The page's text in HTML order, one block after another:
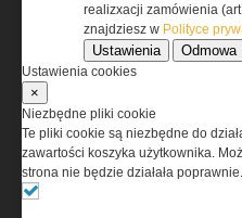
www.special-ops.pl
Korzystanie z portalu jest
przez Grupa MEDIUM Spółka
odpowiedzialnością Spółka
0000537655, NIP
(zwana dalej Grupa
realizxacji zamówienia
znajdziesz w Polityce
Ustawienia Odmowa
Ustawienia cookies
×
Niezbędne pliki cookie
Te pliki cookie są niezbędne do
zawartości koszyka użytkownika.
strona nie będzie działała